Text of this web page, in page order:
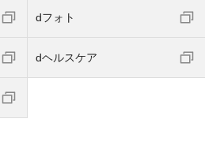
dフォト
dヘルスケア